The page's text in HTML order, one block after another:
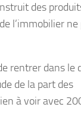
des
l’immobilier
rentrer dans le
de la part des
à voir avec